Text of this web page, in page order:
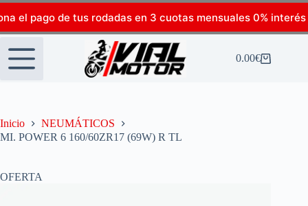
el pago de tus rodadas en 3 cuotas mensuales 0% interés
0.00€
Inicio
NEUMÁTICOS
MI. POWER 6 160/60ZR17 (69W) R TL
OFERTA